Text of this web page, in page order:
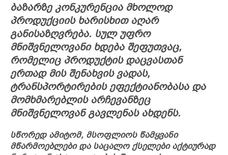
ბაზარზე კონკურენცია მხოლოდ
პროდუქციის ხარისხით აღარ
განისაზღვრება. სულ უფრო
მნიშვნელოვანი ხდება შეფუთვაც,
რომელიც პროდუქტის დაცვასთან
ერთად მის შენახვის ვადას,
ტრანსპორტირების ეფექტიანობასა და
მომხმარებლის არჩევანზეც
მნიშვნელოვან გავლენას ახდენს.
სწორედ ამიტომ, მსოფლიოს წამყვანი
მწარმოებლები და საცალო ქსელები აქტიურად